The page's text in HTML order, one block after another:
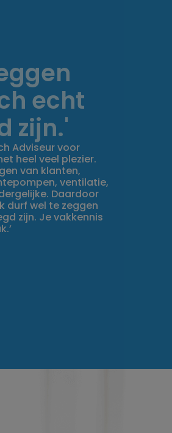
echt
zijn.'
Adviseur voor
heel veel plezier.
van klanten,
ventilatie,
Daardoor
durf wel te zeggen
zijn. Je vakkennis